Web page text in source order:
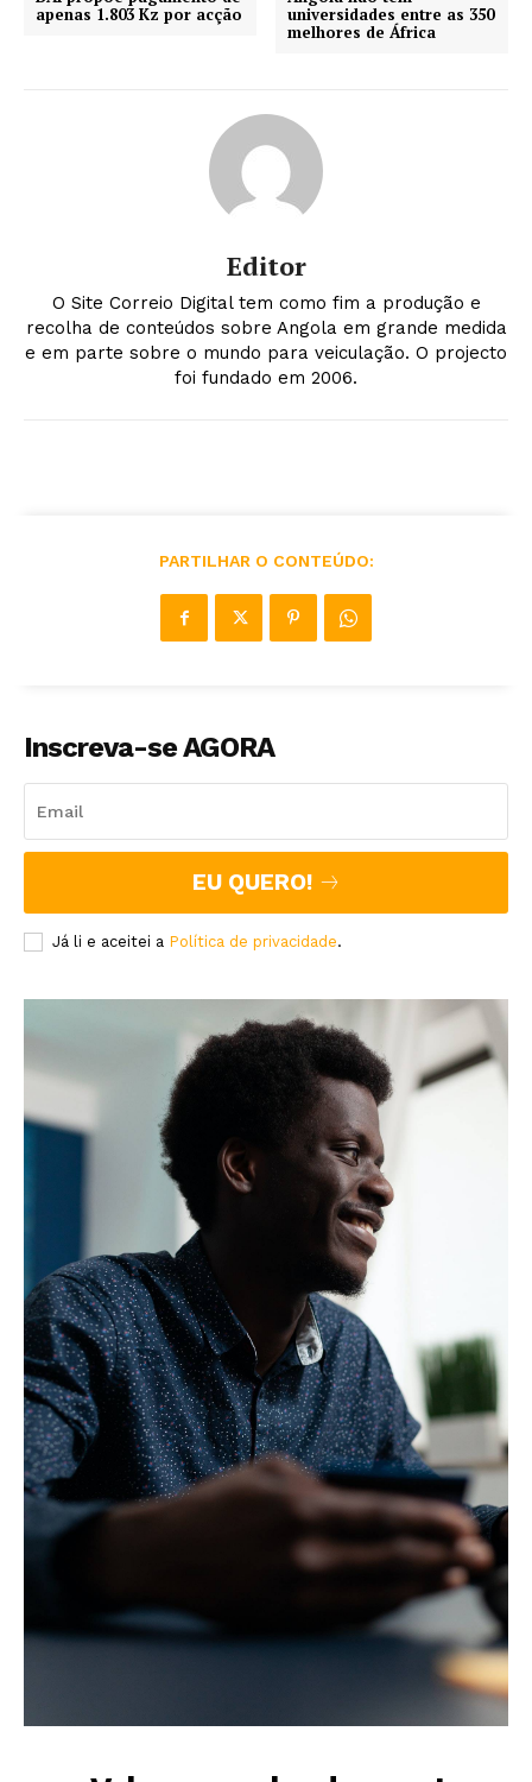
apenas 1.803 Kz por acção
universidades entre as 350
melhores de África
Editor
O Site Correio Digital tem como fim a produção e
recolha de conteúdos sobre Angola em grande medida
e em parte sobre o mundo para veiculação. O projecto
foi fundado em 2006.
PARTILHAR O CONTEÚDO:
Inscreva-se AGORA
EU QUERO!
Já li e aceitei a Política de privacidade.